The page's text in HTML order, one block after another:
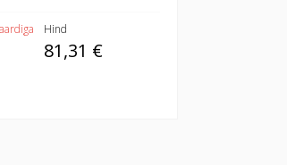
Hind
81,31 €